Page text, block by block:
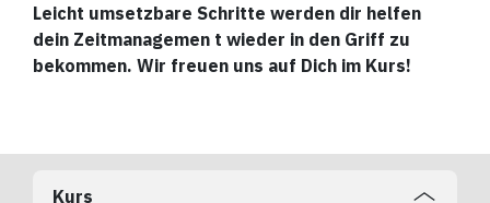
Leicht umsetzbare Schritte werden dir helfen
dein Zeitmanagemen t wieder in den Griff zu
bekommen. Wir freuen uns auf Dich im Kurs!
Kurs